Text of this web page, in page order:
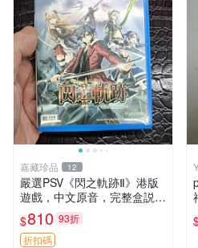
嘉藏珍品 12
嚴選PSV《閃之軌跡Ⅱ》港版
遊戲，中文原音，完整盒説，
實拍展示成色佳 閃之軌跡Ⅱ P
SV 港版 中文
$810 93折
折扣碼